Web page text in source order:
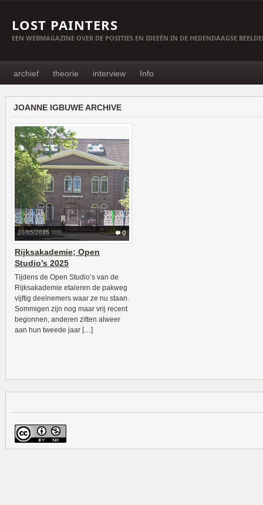
LOST PAINTERS
EEN WEBMAGAZINE OVER DE POSITIES EN IDEEËN IN DE HEDENDAAGSE
archief theorie interview Info
JOANNE IGBUWE ARCHIVE
0
20/05/2025
Rijksakademie; Open
Studio’s 2025
Tijdens de Open Studio’s van de
Rijksakademie etaleren de pakweg
vijftig deelnemers waar ze nu staan.
Sommigen zijn nog maar vrij recent
begonnen, anderen zitten alweer
aan hun tweede jaar […]